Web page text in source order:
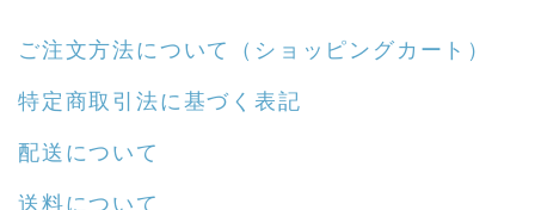
ご注文方法について （ショッピングカート）
特定商取引法に基づく表記
配送について
送料について